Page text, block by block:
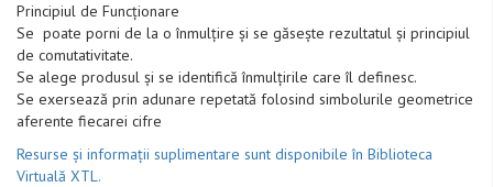
Principiul de Funcționare
Se poate porni de la o înmulțire și se găsește rezultatul și principiul
de comutativitate.
Se alege produsul și se identifică înmulțirile care îl definesc.
Se exersează prin adunare repetată folosind simbolurile geometrice
aferente fiecarei cifre
Resurse și informații suplimentare sunt disponibile în Biblioteca
Virtuală XTL.